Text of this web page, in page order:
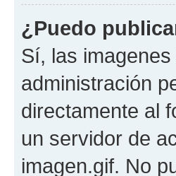
¿Puedo
Sí, las
administración
directamente al
un servidor de
imagen.gif. No